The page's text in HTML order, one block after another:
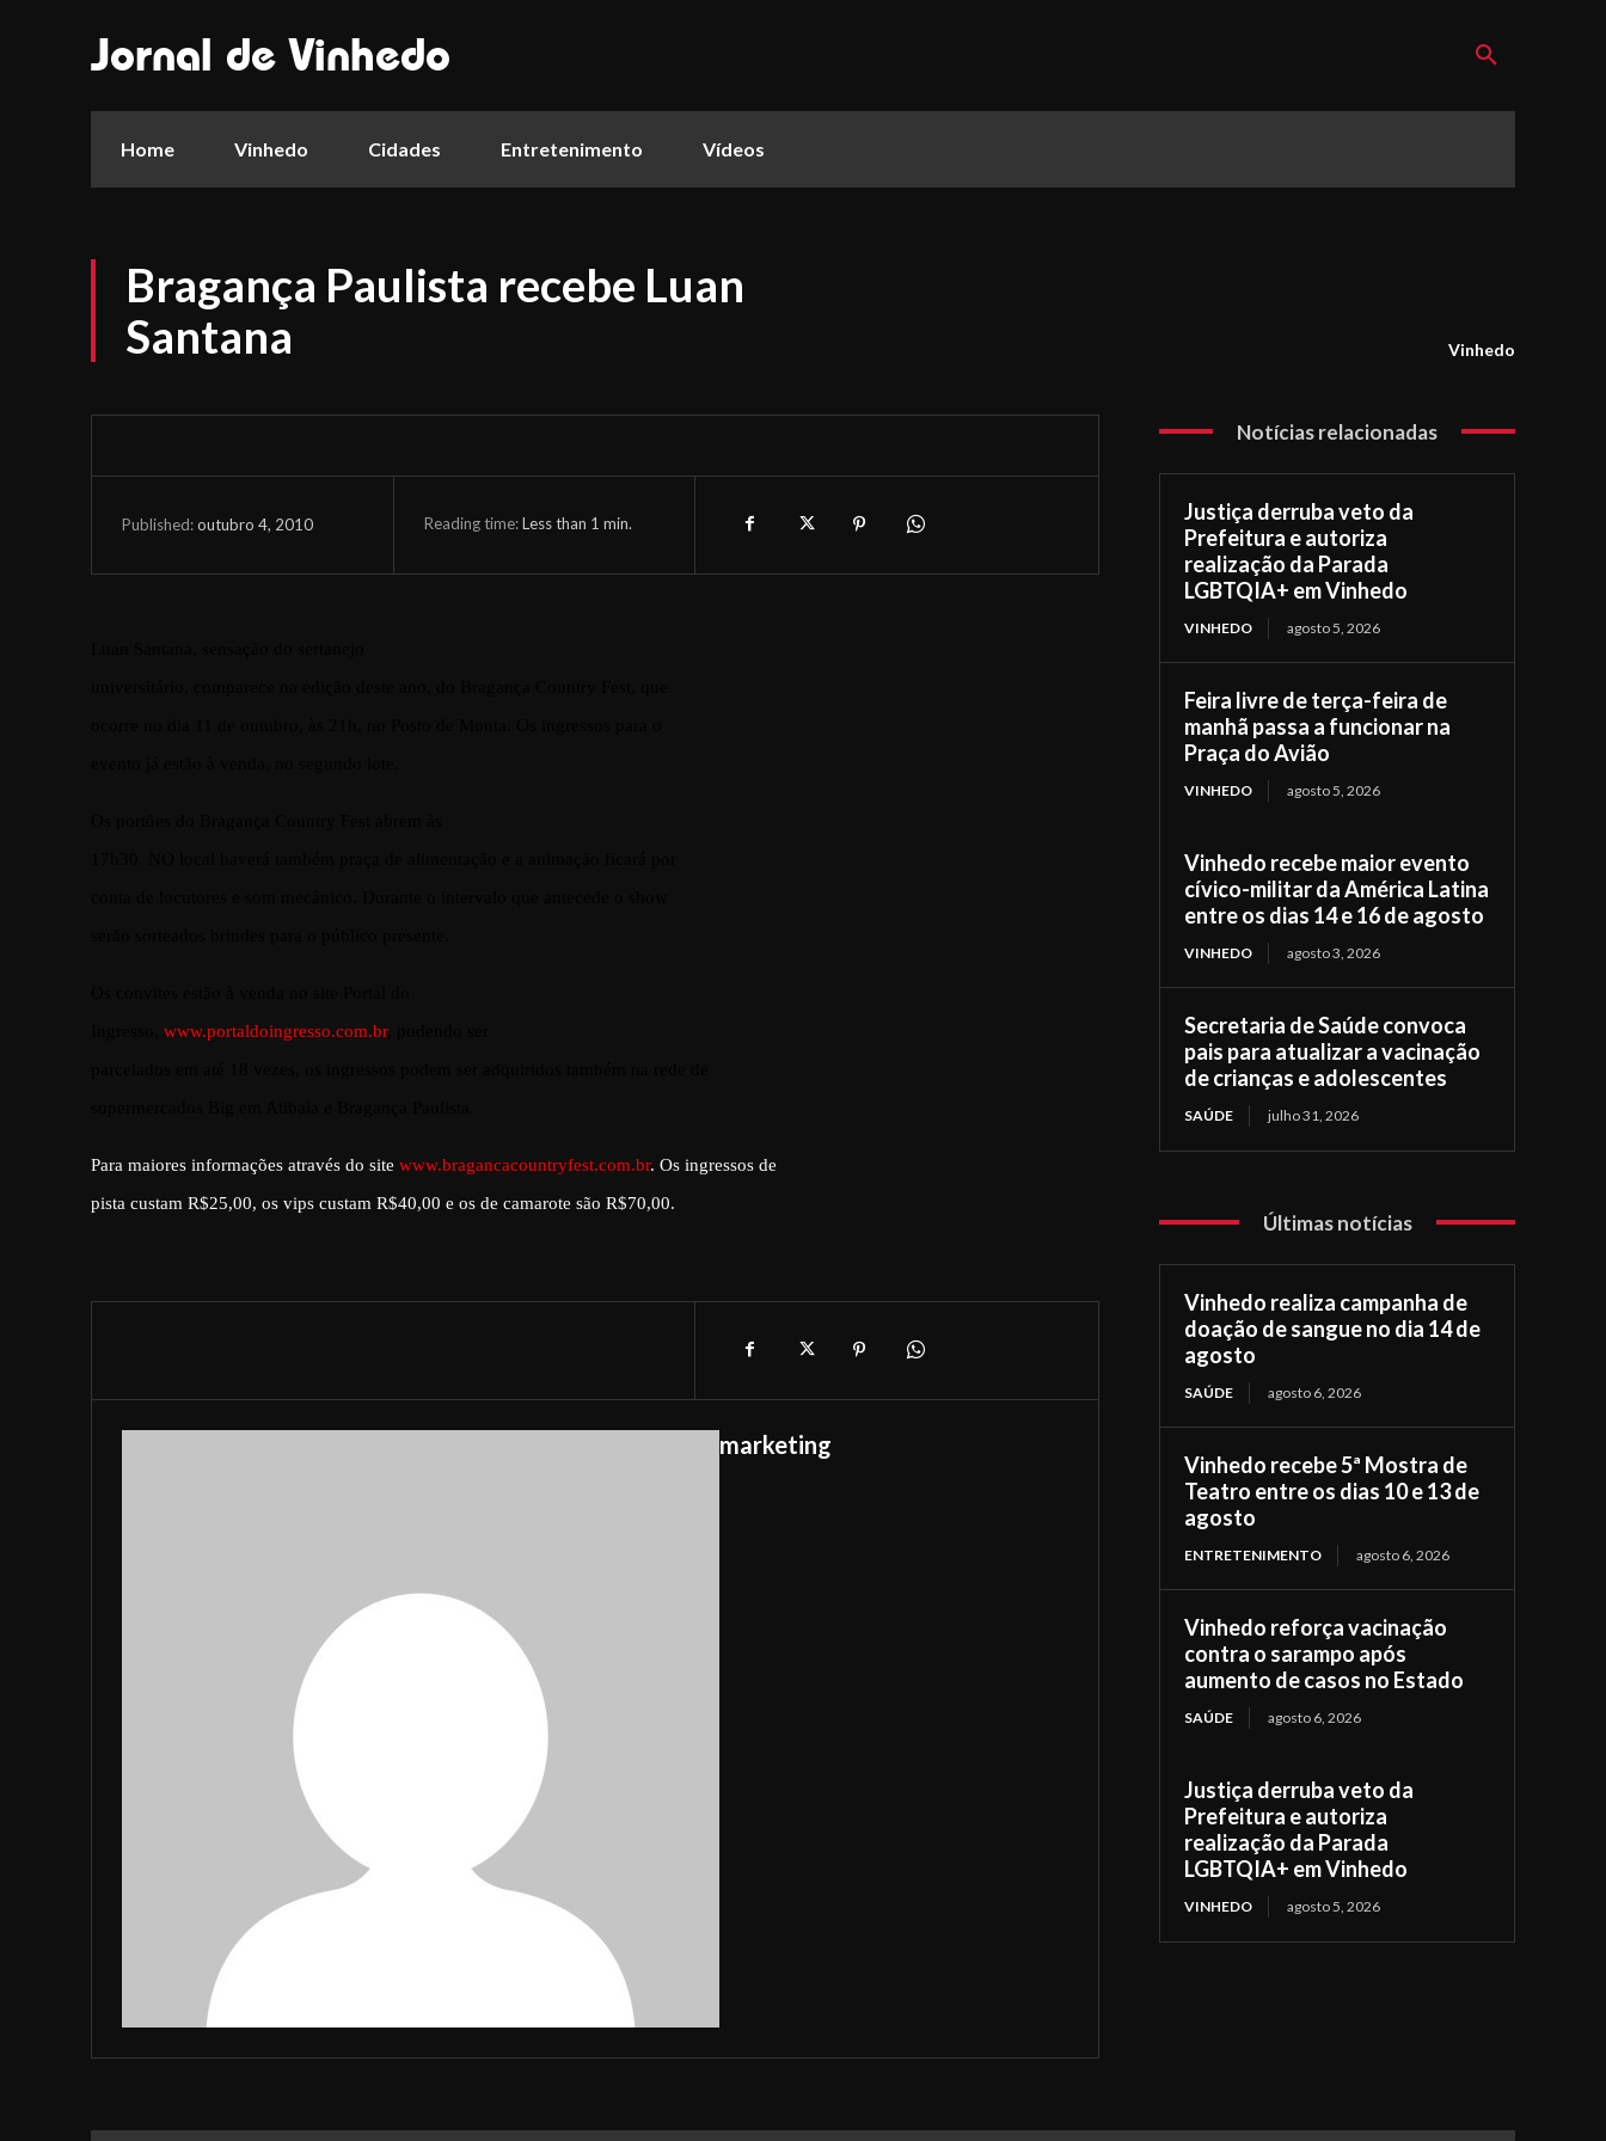
Jornal de Vinhedo
Home Vinhedo Cidades Entretenimento Vídeos
Bragança Paulista recebe Luan
Santana
Vinhedo
Published:outubro 4, 2010 Reading time:Less than 1 min.
www.portaldoingresso.com.br, podendo ser
Para maiores informações através do site www.bragancacountryfest.com.br. Os ingressos de
pista custam R$25,00, os vips custam R$40,00 e os de camarote são R$70,00.
marketing
Notícias relacionadas
Justiça derruba veto da
Prefeitura e autoriza
realização da Parada
LGBTQIA+ em Vinhedo
VINHEDO agosto 5, 2026
Feira livre de terça-feira de
manhã passa a funcionar na
Praça do Avião
VINHEDO agosto 5, 2026
Vinhedo recebe maior evento
cívico-militar da América Latina
entre os dias 14 e 16 de agosto
VINHEDO agosto 3, 2026
Secretaria de Saúde convoca
pais para atualizar a vacinação
de crianças e adolescentes
SAÚDE julho 31, 2026
Últimas notícias
Vinhedo realiza campanha de
doação de sangue no dia 14 de
agosto
SAÚDE agosto 6, 2026
Vinhedo recebe 5ª Mostra de
Teatro entre os dias 10 e 13 de
agosto
ENTRETENIMENTO agosto 6, 2026
Vinhedo reforça vacinação
contra o sarampo após
aumento de casos no Estado
SAÚDE agosto 6, 2026
Justiça derruba veto da
Prefeitura e autoriza
realização da Parada
LGBTQIA+ em Vinhedo
VINHEDO agosto 5, 2026